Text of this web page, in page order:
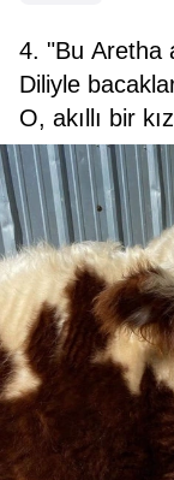
4. "Bu Aretha
Diliyle
O, akıllı bir